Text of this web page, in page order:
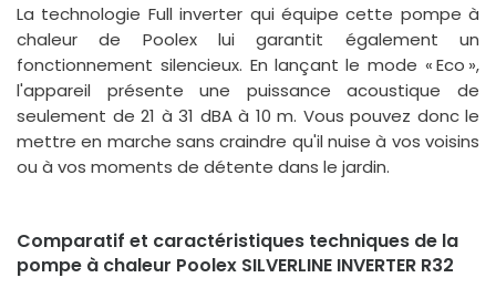
La technologie Full inverter qui équipe cette pompe à
chaleur de Poolex lui garantit également un
fonctionnement silencieux. En lançant le mode « Eco »,
l'appareil présente une puissance acoustique de
seulement de 21 à 31 dBA à 10 m. Vous pouvez donc le
mettre en marche sans craindre qu'il nuise à vos voisins
ou à vos moments de détente dans le jardin.
Comparatif et caractéristiques techniques de la
pompe à chaleur Poolex SILVERLINE INVERTER R32